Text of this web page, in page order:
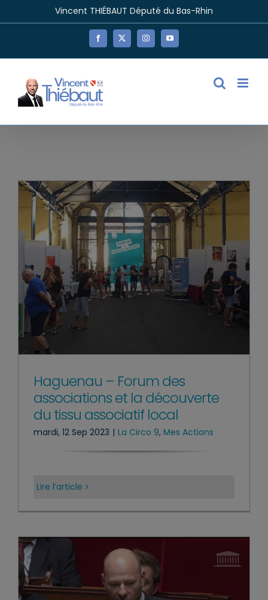
Vincent THIÉBAUT Député du Bas-Rhin
Facebook
X InstagramYouTube
Haguenau – Forum des
associations et la découverte
du tissu associatif local
mardi, 12 Sep 2023 | La Circo 9, Mes Actions
Lire l’article